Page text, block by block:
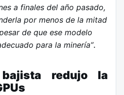
a finales del año pasado,
por menos de la mitad
de que ese modelo
para la minería”.
redujo la